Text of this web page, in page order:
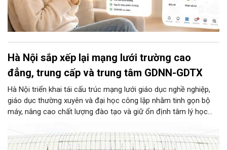
Hà Nội sắp xếp lại mạng lưới trường cao
đẳng, trung cấp và trung tâm GDNN-GDTX
Hà Nội triển khai tái cấu trúc mạng lưới giáo dục nghề nghiệp,
giáo dục thường xuyên và đại học công lập nhằm tinh gọn bộ
máy, nâng cao chất lượng đào tạo và giữ ổn định tâm lý học
cao đẳng và 2 trường trung cấp; hợp nhất 29 trung tâm GDNN-
GDTX theo các cực phát triển địa lý thành 14 trung tâm; đồng